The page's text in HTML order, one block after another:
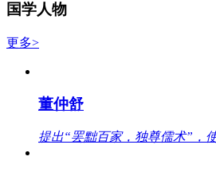
国学人物
更多>
董仲舒
提出“罢黜百家，独尊儒术”，